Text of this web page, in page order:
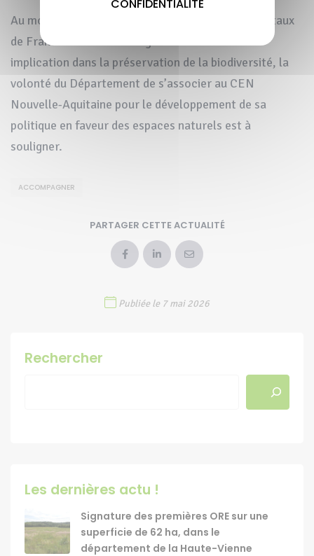
CONFIDENTIALITÉ
Au moment où de nombreux conseils départementaux
de France sont dans l’obligation de réduire leur
implication dans la préservation de la biodiversité, la
volonté du Département de s’associer au CEN
Nouvelle-Aquitaine pour le développement de sa
politique en faveur des espaces naturels est à
souligner.
ACCOMPAGNER
PARTAGER CETTE ACTUALITÉ
Publiée le 7 mai 2026
Rechercher
Les dernières actu !
Signature des premières ORE sur une
superficie de 62 ha, dans le
département de la Haute-Vienne